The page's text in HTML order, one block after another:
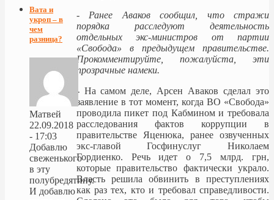
- Ранее Аваков сообщил, что стражи
порядка расследуют деятельность
отдельных экс-министров от партии
«Свобода» в предыдущем правительстве.
Прокомментируйте, пожалуйста, эти
прозрачные намеки.
-На самом деле, Арсен Аваков сделал это
заявление в тот момент, когда ВО «Свобода»
проводила пикет под Кабмином и требовала
расследования фактов коррупции в
правительстве Яценюка, ранее озвученных
экс-главой Госфинуслуг Николаем
Гордиенко. Речь идет о 7,5 млрд. грн,
которые правительство фактически украло.
Власть решила обвинить в преступлениях
как раз тех, кто и требовал справедливости.
Вата и
укроп – в
чем
разница?
Матвей
22.09.2018
- 17:03
Добавлю
свеженького
в эту
полубредятину.
И добавлю